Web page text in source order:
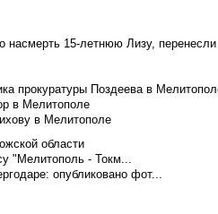
насмерть 15-летнюю Лизу,
прокуратуры Поздеева в
в Мелитополе
в Мелитополе
области
"Мелитополь - Токм...
опубликовано фот...